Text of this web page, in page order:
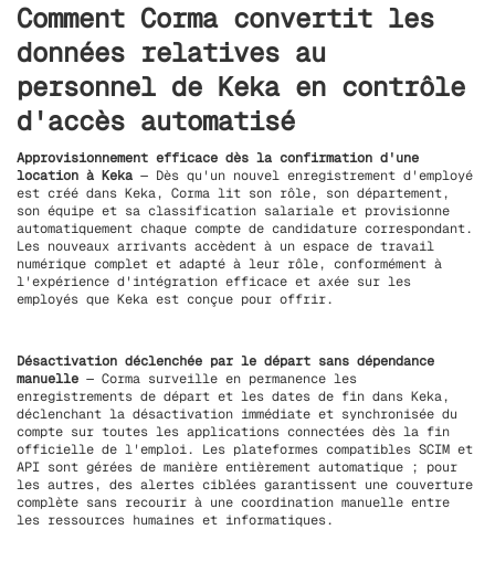
Comment Corma convertit les
données relatives au
personnel de Keka en contrôle
d'accès automatisé
Approvisionnement efficace dès la confirmation d'une
location à Keka — Dès qu'un nouvel enregistrement d'employé
est créé dans Keka, Corma lit son rôle, son département,
son équipe et sa classification salariale et provisionne
automatiquement chaque compte de candidature correspondant.
Les nouveaux arrivants accèdent à un espace de travail
numérique complet et adapté à leur rôle, conformément à
l'expérience d'intégration efficace et axée sur les
employés que Keka est conçue pour offrir.
Désactivation déclenchée par le départ sans dépendance
manuelle — Corma surveille en permanence les
enregistrements de départ et les dates de fin dans Keka,
déclenchant la désactivation immédiate et synchronisée du
compte sur toutes les applications connectées dès la fin
officielle de l'emploi. Les plateformes compatibles SCIM et
API sont gérées de manière entièrement automatique ; pour
les autres, des alertes ciblées garantissent une couverture
complète sans recourir à une coordination manuelle entre
les ressources humaines et informatiques.